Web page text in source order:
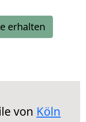
erhalten
von Köln